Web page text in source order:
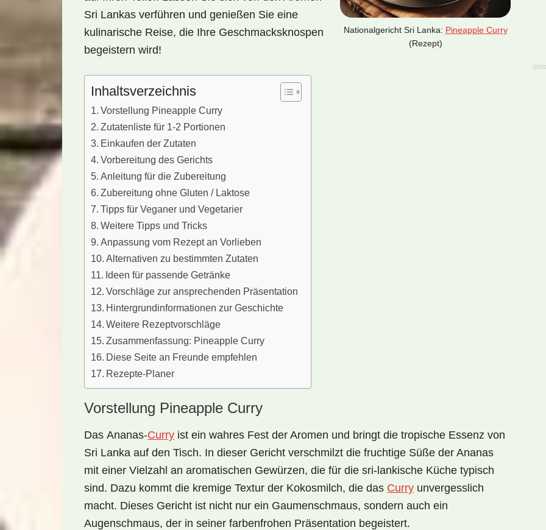
Nationalgericht Sri Lanka: Pineapple Curry
(Rezept)
Sri Lankas verführen und genießen Sie eine
kulinarische Reise, die Ihre Geschmacksknospen
begeistern wird!
Inhaltsverzeichnis
Vorstellung Pineapple Curry
Zutatenliste für 1-2 Portionen
Einkaufen der Zutaten
Vorbereitung des Gerichts
Anleitung für die Zubereitung
Zubereitung ohne Gluten / Laktose
Tipps für Veganer und Vegetarier
Weitere Tipps und Tricks
Anpassung vom Rezept an Vorlieben
Alternativen zu bestimmten Zutaten
Ideen für passende Getränke
Vorschläge zur ansprechenden Präsentation
Hintergrundinformationen zur Geschichte
Weitere Rezeptvorschläge
Zusammenfassung: Pineapple Curry
Diese Seite an Freunde empfehlen
Rezepte-Planer
Vorstellung Pineapple Curry
Das Ananas-Curry ist ein wahres Fest der Aromen und bringt die tropische Essenz von
Sri Lanka auf den Tisch. In dieser Gericht verschmilzt die fruchtige Süße der Ananas
mit einer Vielzahl an aromatischen Gewürzen, die für die sri-lankische Küche typisch
sind. Dazu kommt die kremige Textur der Kokosmilch, die das Curry unvergesslich
macht. Dieses Gericht ist nicht nur ein Gaumenschmaus, sondern auch ein
Augenschmaus, der in seiner farbenfrohen Präsentation begeistert.